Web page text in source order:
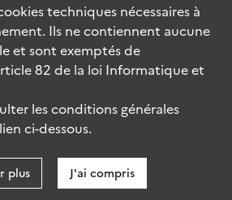
techniques nécessaires à
Ils ne contiennent aucune
et sont exemptés de
82 de la loi Informatique et
les conditions générales
ci-dessous.
plus J'ai compris